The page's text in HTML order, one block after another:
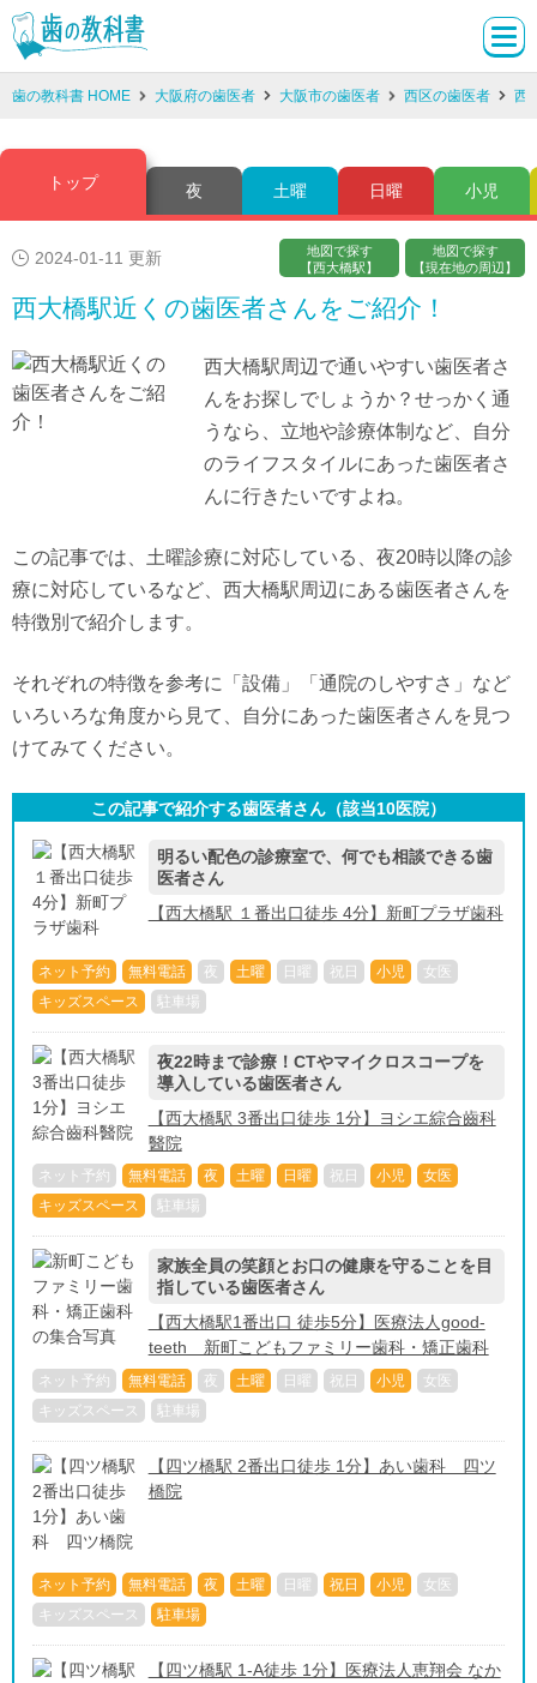
歯の教科書 HOME 大阪府の歯医者 大阪市の歯医者 西区の歯医者 西
トップ 夜 土曜 日曜 小児
2024-01-11 更新
地図で探す
【西大橋駅】
地図で探す
【現在地の周辺】
西大橋駅近くの歯医者さんをご紹介！
西大橋駅周辺で通いやすい歯医者さ
んをお探しでしょうか？せっかく通
うなら、立地や診療体制など、自分
のライフスタイルにあった歯医者さ
んに行きたいですよね。
この記事では、土曜診療に対応している、夜20時以降の診
療に対応しているなど、西大橋駅周辺にある歯医者さんを
特徴別で紹介します。
それぞれの特徴を参考に「設備」「通院のしやすさ」など
いろいろな角度から見て、自分にあった歯医者さんを見つ
けてみてください。
この記事で紹介する歯医者さん（該当10医院）
明るい配色の診療室で、何でも相談できる歯
医者さん
【西大橋駅 １番出口徒歩 4分】新町プラザ歯科
ネット予約 無料電話 夜 土曜 日曜 祝日 小児
女医
キッズスペース
駐車場
夜22時まで診療！CTやマイクロスコープを
導入している歯医者さん
【西大橋駅 3番出口徒歩 1分】ヨシエ綜合齒科
醫院
ネット予約 無料電話 夜 土曜 日曜 祝日 小児
女医
キッズスペース
駐車場
家族全員の笑顔とお口の健康を守ることを目
指している歯医者さん
【西大橋駅1番出口 徒歩5分】医療法人good-
teeth 新町こどもファミリー歯科・矯正歯科
ネット予約 無料電話 夜 土曜 日曜 祝日 小児
女医
キッズスペース
駐車場
【四ツ橋駅 2番出口徒歩 1分】あい歯科 四ツ
橋院
ネット予約 無料電話 夜 土曜 日曜 祝日 小児
女医
キッズスペース
駐車場
【四ツ橋駅 1-A徒歩 1分】医療法人恵翔会 なか